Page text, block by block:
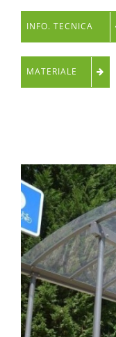
INFO. TECNICA
MATERIALE